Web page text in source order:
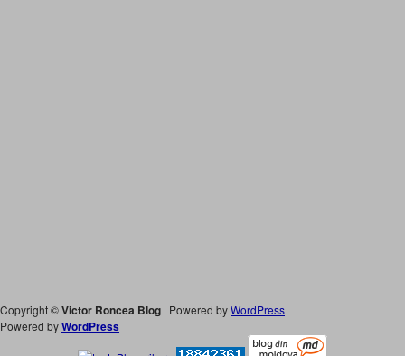
Copyright ©Victor Roncea Blog | Powered byWordPress
Powered byWordPress